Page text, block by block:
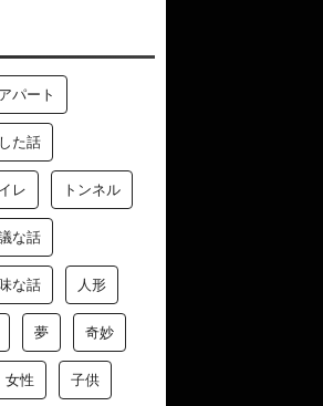
アパート
た話
レ トンネル
な話
な話 人形
夢 奇妙
女性 子供